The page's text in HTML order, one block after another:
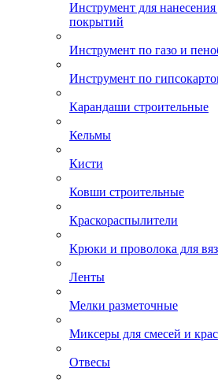
Инструмент для
покрытий
Инструмент по газо и
Инструмент по
Карандаши строительные
Кельмы
Кисти
Ковши строительные
Краскораспылители
Крюки и проволока для
Ленты
Мелки разметочные
Миксеры для смесей и
Отвесы